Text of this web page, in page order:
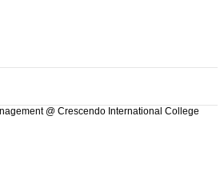
@ Crescendo International College